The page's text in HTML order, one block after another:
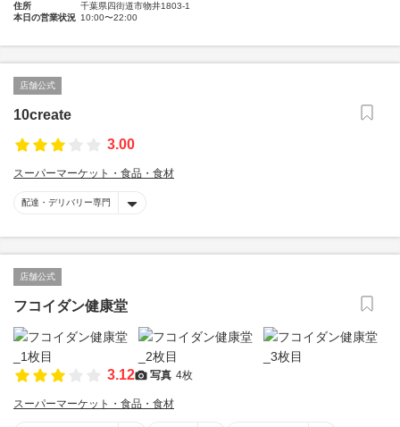
住所
千葉県四街道市物井1803-1
本日の営業状況 10:00〜22:00
店舗公式
10create
3.00
スーパーマーケット・食品・食材
配達・デリバリー専門
店舗公式
フコイダン健康堂
3.12 写真 4枚
スーパーマーケット・食品・食材